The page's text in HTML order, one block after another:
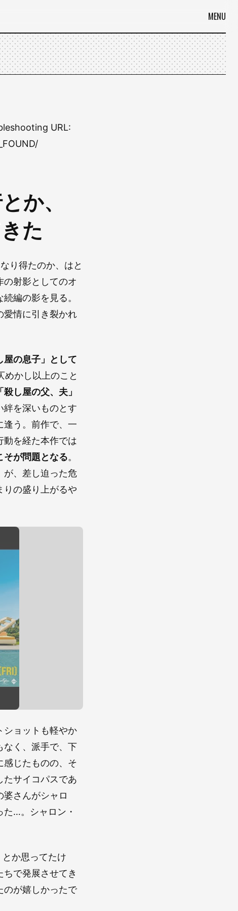
MENU
URL:
か、
た
り得たのか、はと
の射影としてのオ
編の影を見る。
愛情に引き裂かれ
屋の息子」として
めかし以上のこと
「殺し屋の父、夫」
絆を深いものとす
逢う。前作で、一
動を経た本作では
そが問題となる。
が、差し迫った危
りの盛り上がるや
ショットも軽やか
なく、派手で、下
感じたものの、そ
たサイコパスであ
さんがシャロ
た…。シャロン・
か思ってたけ
で発展させてき
のが嬉しかったで